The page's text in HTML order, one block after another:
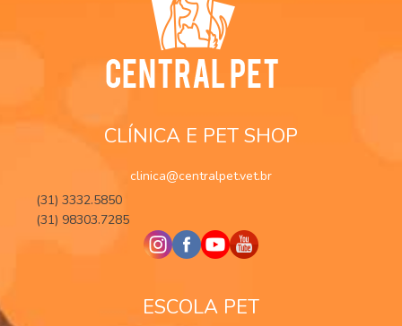
CLÍNICA E PET SHOP
clinica@centralpet.vet.br
(31) 3332.5850
(31) 98303.7285
ESCOLA PET